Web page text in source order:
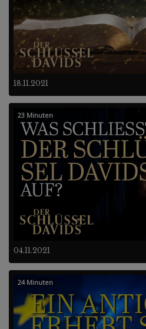
18.11.2021
04.11.2021
23 Minuten
24 Minuten